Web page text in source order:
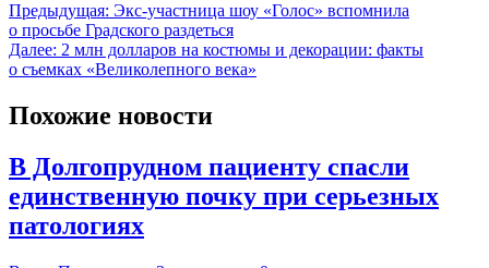
Предыдущая: Экс-участница шоу «Голос» вспомнила
о просьбе Градского раздеться
Далее: 2 млн долларов на костюмы и декорации: факты
о съемках «Великолепного века»
Похожие новости
В Долгопрудном пациенту спасли
единственную почку при серьезных
патологиях